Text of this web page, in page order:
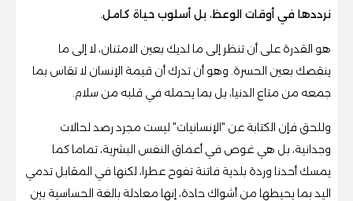
نرددها في أوقات الوعظ، بل أسلوب حياة كامل.
هو القدرة على أن تنظر إلى ما لديك بعين الامتنان، لا إلى ما
ينقصك بعين الحسرة. وهو أن تدرك أن قيمة الإنسان لا تقاس بما
جمعه من متاع الدنيا، بل بما يحمله في قلبه من سلام.
وللحق فإن الكتابة عن "الإنسانيات" ليست مجرد رصد لحالات
وجدانية، بل هي غوص في أعماق النفس البشرية، تماما كما
يمسك أحدنا وردة بلدية فاتنة تفوح عطرا، لكنها في المقابل تدمي
اليد بما يحيطها من أشواك حادة، إنها معادلة بالغة الحساسية بين